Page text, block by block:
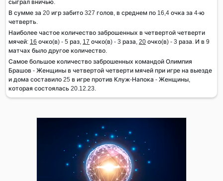
сыграл вничью.
В сумме за 20 игр забито 327 голов, в среднем по 16,4 очка за 4-ю
четверть.
Наиболее частое количество заброшенных в четвертой четверти
мячей: 16 очко(в) - 5 раз, 17 очко(в) - 3 раза, 20 очко(в) - 3 раза. И в 9
матчах было другое количество.
Самое большое количество заброшенных командой Олимпия
Брашов - Женщины в четвертой четверти мячей при игре на выезде
и дома составило 25 в игре против Клуж-Напока - Женщины,
которая состоялась 20.12.23.